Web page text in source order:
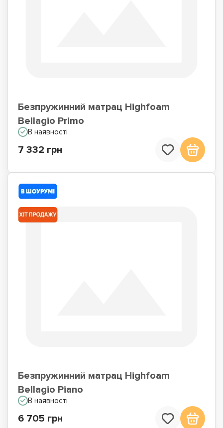
Безпружинний матрац Highfoam
Bellagio Primo
В наявності
7 332 грн
Безпружинний матрац Highfoam
Bellagio Piano
В наявності
6 705 грн